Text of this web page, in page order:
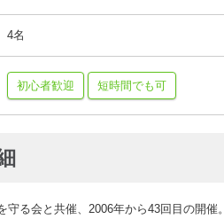
4名
初心者歓迎
短時間でも可
守る会と共催、2006年から43回目の開